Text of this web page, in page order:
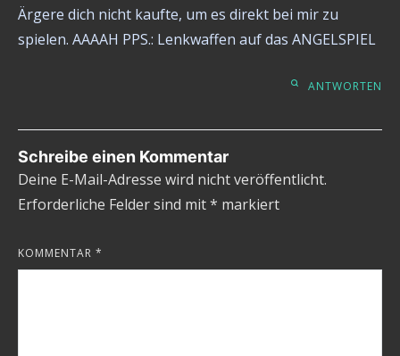
Ärgere dich nicht kaufte, um es direkt bei mir zu
spielen. AAAAH PPS.: Lenkwaffen auf das ANGELSPIEL
ANTWORTEN
Schreibe einen Kommentar
Deine E-Mail-Adresse wird nicht veröffentlicht.
Erforderliche Felder sind mit* markiert
KOMMENTAR *